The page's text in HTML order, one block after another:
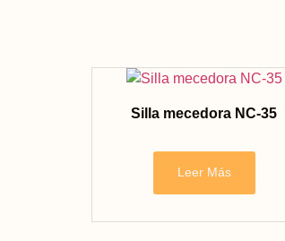
Silla mecedora NC-35
Leer Más